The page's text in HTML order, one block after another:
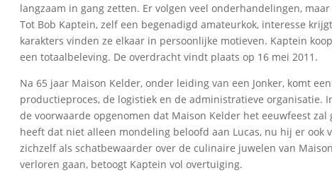
langzaam in gang zetten. Er volgen veel onderhandelingen,
Tot Bob Kaptein, zelf een begenadigd amateurkok, interesse
karakters vinden ze elkaar in persoonlijke motieven. Kaptein
een totaalbeleving. De overdracht vindt plaats op 16 mei 2011.
Na 65 jaar Maison Kelder, onder leiding van een Jonker, komt
productieproces, de logistiek en de administratieve organisatie.
de voorwaarde opgenomen dat Maison Kelder het eeuwfeest zal
heeft dat niet alleen mondeling beloofd aan Lucas, nu hij er ook
zichzelf als schatbewaarder over de culinaire juwelen van
verloren gaan, betoogt Kaptein vol overtuiging.